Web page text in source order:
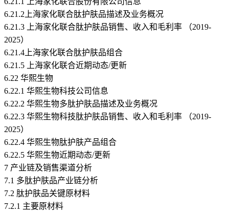
6.21.2上海家化联合肽护肤品描述及业务概况
6.21.3 上海家化联合肽护肤品销售、收入和毛利率 （2019-
2025）
6.21.4上海家化联合肽护肤品组合
6.21.5 上海家化联合近期动态/更新
6.22 华熙生物
6.22.1 华熙生物科技公司信息
6.22.2 华熙生物多肽护肤品描述及业务概况
6.22.3 华熙生物科技肽护肤品销售、收入和毛利率 （2019-
2025）
6.22.4 华熙生物肽护肤产品组合
6.22.5 华熙生物近期动态/更新
7 产业链及销售渠道分析
7.1 多肽护肤品产业链分析
7.2 肽护肤品关键原材料
7.2.1 主要原材料